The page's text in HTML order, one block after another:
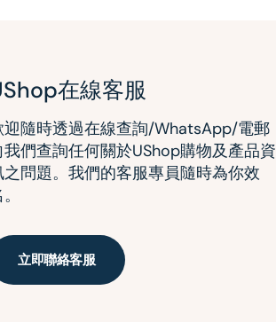
在線客服
迎隨時透過在線查詢/WhatsApp/電郵
我們查詢任何關於UShop購物及產品資
之問題。我們的客服專員隨時為你效
立即聯絡客服